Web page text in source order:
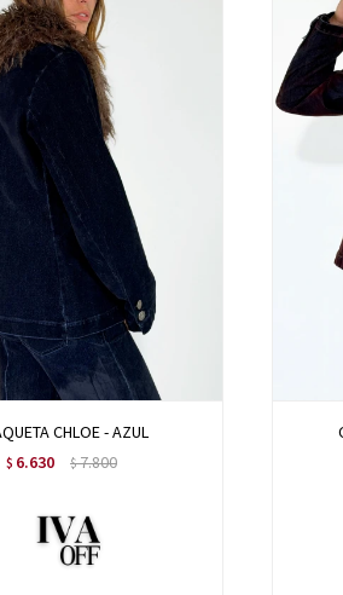
CHLOE - AZUL
$ 6.630 $7.800